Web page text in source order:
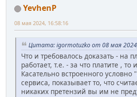
YevhenP
08 мая 2024, 16:58:16
Цитата: igormotuzko от 08 мая
Что и требовалось доказать - на
работает, т.е. - за что платите , то
Касательно встроенного условно
сервиса, показывает то, что
никаких претензий вы им не